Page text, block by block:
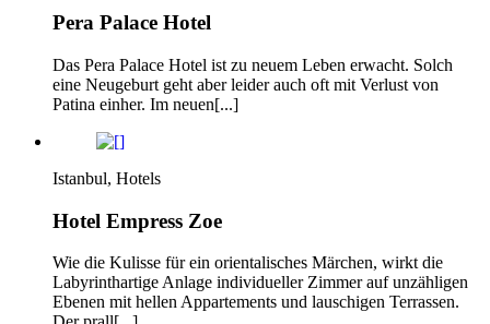
Pera Palace Hotel
Das Pera Palace Hotel ist zu neuem Leben erwacht. Solch
eine Neugeburt geht aber leider auch oft mit Verlust von
Patina einher. Im neuen[...]
Istanbul, Hotels
Hotel Empress Zoe
Wie die Kulisse für ein orientalisches Märchen, wirkt die
Labyrinthartige Anlage individueller Zimmer auf unzähligen
Ebenen mit hellen Appartements und lauschigen Terrassen.